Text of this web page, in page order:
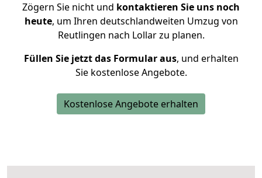
Zögern Sie nicht und kontaktieren Sie uns noch
heute, um Ihren deutschlandweiten Umzug von
Reutlingen nach Lollar zu planen.
Füllen Sie jetzt das Formular aus, und erhalten
Sie kostenlose Angebote.
Kostenlose Angebote erhalten